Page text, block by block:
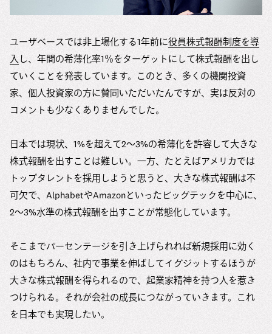
ユーザベースでは非上場化する1年前に役員株式報酬制度を導
入 し、年間の希薄化率1％をターゲットにして株式報酬を出し
ていくことを発表しています。このとき、多くの機関投資
家、個人投資家の方に賛同いただいたんですが、実は反対の
コメントも少なくありませんでした。
日本では現状、1%を超えて2〜3%の希薄化を許容して大きな
株式報酬を出すことは難しい。一方、たとえばアメリカでは
トップタレントを採用しようと思うと、大きな株式報酬は不
可欠で、AlphabetやAmazonといったビッグテックを中心に、
2〜3%水準の株式報酬を出すことが常態化しています。
そこまでパーセンテージを引き上げられれば新規採用に効く
のはもちろん、社内で事業を伸ばしてイグジットするほうが
大きな株式報酬を得られるので、起業家精神を持つ人を惹き
つけられる。それが会社の成長につながっていきます。これ
を日本でも実現したい。